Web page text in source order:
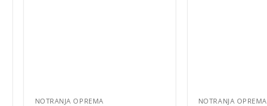
NOTRANJA OPREMA NOTRANJA OPREMA